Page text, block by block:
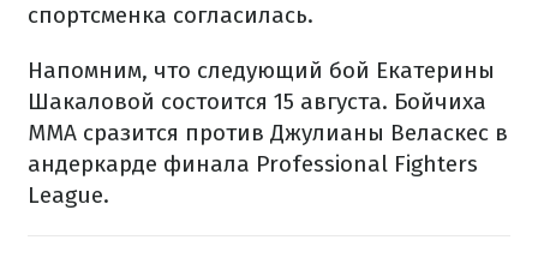
спортсменка согласилась.
Напомним, что следующий бой Екатерины
Шакаловой состоится 15 августа. Бойчиха
ММА сразится против Джулианы Веласкес в
андеркарде финала Professional Fighters
League.